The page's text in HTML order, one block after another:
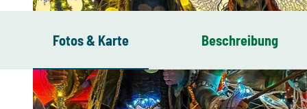
Fotos & Karte Beschreibung